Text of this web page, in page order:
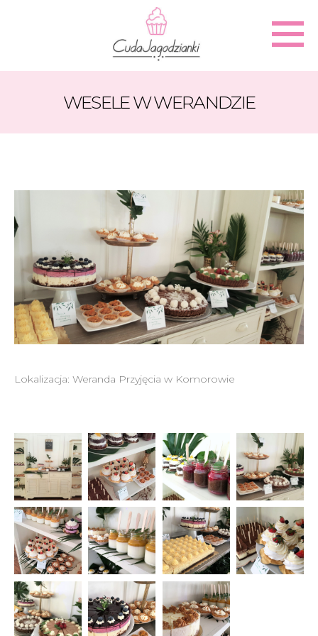
WESELE W WERANDZIE
Lokalizacja: Weranda Przyjęcia w Komorowie